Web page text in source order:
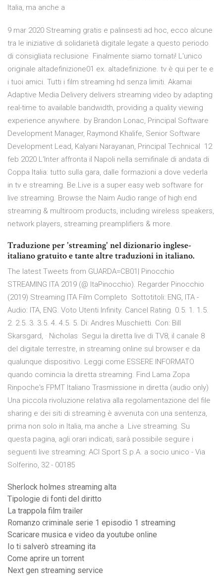
Italia, ma anche a
9 mar 2020 Streaming gratis e palinsesti ad hoc, ecco alcune
tra le iniziative di solidarietà digitale legate a questo periodo
di consigliata reclusione Finalmente siamo tornati! L'unico
originale altadefinizione01 ex. altadefinizione. tv è qui per te e
i tuoi amici. Tutti i film streaming hd senza limiti. Akamai
Adaptive Media Delivery delivers streaming video by adapting
real-time to available bandwidth, providing a quality viewing
experience anywhere. by Brandon Lonac, Principal Software
Development Manager, Raymond Khalife, Senior Software
Development Lead, Kalyani Narayanan, Principal Technical 12
feb 2020 L'Inter affronta il Napoli nella semifinale di andata di
Coppa Italia: tutto sulla gara, dalle formazioni a dove vederla
in tv e streaming. Be.Live is a super easy web software for
live streaming. Browse the Naim Audio range of high end
streaming & multiroom products, including wireless speakers,
network players, streaming preamplifiers & more.
Traduzione per 'streaming' nel dizionario inglese-
italiano gratuito e tante altre traduzioni in italiano.
The latest Tweets from GUARDA=CB01| Pinocchio
STREAMING ITA 2019 (@ ItaPinocchio). Regarder Pinocchio
(2019) Streaming ITA Film Completo Sottotitoli: ENG, ITA -
Audio: ITA, ENG. Voto Utenti Infinity. Cancel Rating. 0.5. 1. 1.5.
2. 2.5. 3. 3.5. 4. 4.5. 5. Di: Andres Muschietti. Con: Bill
Skarsgard, · Nicholas Segui la diretta live di TV8, il canale 8
del digitale terrestre, in streaming online sul browser e da
qualunque dispositivo. Leggi come ESSERE INFORMATO
quando comincia la diretta streaming. Find Lama Zopa
Rinpoche's FPMT Italiano Trasmissione in diretta (audio only)
Una piccola rivoluzione relativa alla regolamentazione del file
sharing e dei siti di streaming è avvenuta con una sentenza,
prima non solo in Italia, ma anche a Live streaming. Su
questa pagina, agli orari indicati, sarà possibile seguire i
seguenti live streaming: ACI Sport S.p.A. a socio unico - Via
Solferino, 32 - 00185
Sherlock holmes streaming alta
Tipologie di fonti del diritto
La trappola film trailer
Romanzo criminale serie 1 episodio 1 streaming
Scaricare musica e video da youtube online
Io ti salverò streaming ita
Come aprire un torrent
Next gen streaming service